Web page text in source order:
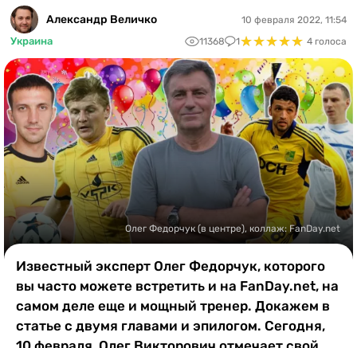
ЛЧ
ЛЕ
ЧЕ-2028
Букмекеры
Казино
Александр Величко
Украина
10 февраля 2022, 11:54
11368
1★★★★★
★★★★★ 4 голоса
Олег Федорчук (в центре), коллаж: FanDay.net
Известный эксперт Олег Федорчук, которого
вы часто можете встретить и на FanDay.net, на
самом деле еще и мощный тренер. Докажем в
статье с двумя главами и эпилогом. Сегодня,